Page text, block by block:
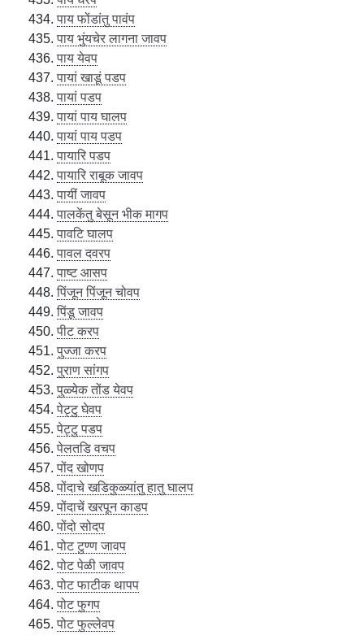
पाय फोंडांतु पावंप
पाय भुंयचेर लागना जावप
पाय येवप
पायां खाडूं पडप
पायां पडप
पायां पाय घालप
पायां पाय पडप
पायारि पडप
पायारि राबूक जावप
पायीं जावप
पालकेंतु बेसून भीक मागप
पावटि घालप
पावल दवरप
पाष्ट आसप
पिंजून पिंजून चोवप
पिंडू जावप
पीट करप
पुज्जा करप
पुराण सांगप
पुळ्येक तोंड येवप
पेट्टु घेवप
पेट्टु पडप
पेलतडि वचप
पोंद खोणप
पोंदाचे खडिकुळ्यांतु हातु घालप
पोंदाचें खरपून काडप
पोंदो सोदप
पोट टुण्ण जावप
पोट पेळी जावप
पोट फाटीक थापप
पोट फुगप
पोट फुल्लेवप